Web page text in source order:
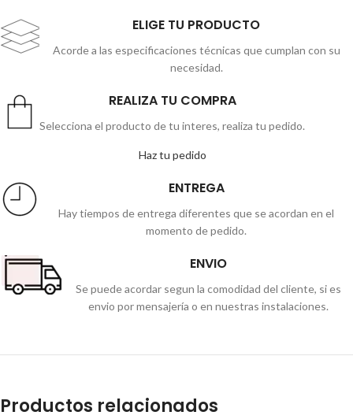
ELIGE TU PRODUCTO
Acorde a las especificaciones técnicas que cumplan con su
necesidad.
REALIZA TU COMPRA
Selecciona el producto de tu interes, realiza tu pedido.
Haz tu pedido
ENTREGA
Hay tiempos de entrega diferentes que se acordan en el
momento de pedido.
ENVIO
Se puede acordar segun la comodidad del cliente, si es
envio por mensajería o en nuestras instalaciones.
Productos relacionados